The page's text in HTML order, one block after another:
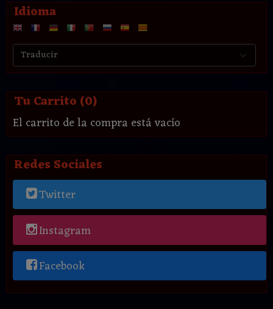
Idioma
Tu Carrito (0)
El carrito de la compra está vacío
Redes Sociales
Twitter
Instagram
Facebook